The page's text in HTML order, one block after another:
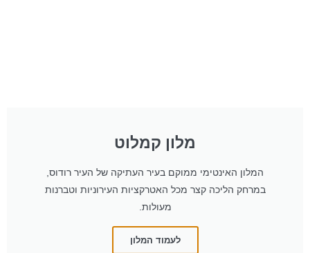
מלון קמלוט
המלון האינטימי ממוקם בעיר העתיקה של העיר רודוס,
במרחק הליכה קצר מכל האטרקציות העירוניות וטברנות
מעולות.
לעמוד המלון